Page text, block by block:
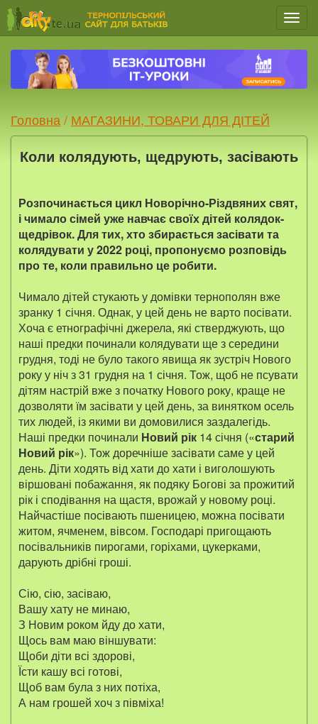
Меню
Головна / МАГАЗИНИ, ТОВАРИ ДЛЯ ДІТЕЙ
Коли колядують, щедрують, засівають
Розпочинається цикл Новорічно-Різдвяних свят,
і чимало сімей уже навчає своїх дітей колядок-
щедрівок. Для тих, хто збирається засівати та
колядувати у 2022 році, пропонуємо розповідь
про те, коли правильно це робити.
Чимало дітей стукають у домівки тернополян вже
зранку 1 січня. Однак, у цей день не варто посівати.
Хоча є етнографічні джерела, які стверджують, що
наші предки починали колядувати ще з середини
грудня, тоді не було такого явища як зустріч Нового
року у ніч з 31 грудня на 1 січня. Тож, щоб не псувати
дітям настрій вже з початку Нового року, краще не
дозволяти їм засівати у цей день, за винятком осель
тих людей, із якими ви домовилися заздалегідь.
Наші предки починали Новий рік 14 січня («старий
Новий рік»). Тож доречніше засівати саме у цей
день. Діти ходять від хати до хати і виголошують
віршовані побажання, як подяку Богові за прожитий
рік і сподівання на щастя, врожай у новому році.
Найчастіше посівають пшеницею, можна посівати
житом, ячменем, вівсом. Господарі пригощають
посівальників пирогами, горіхами, цукерками,
дарують дрібні гроші.
Сію, сію, засіваю,
Вашу хату не минаю,
З Новим роком йду до хати,
Щось вам маю віншувати:
Щоби діти всі здорові,
Їсти кашу всі готові,
Щоб вам була з них потіха,
А нам грошей хоч з півміха!